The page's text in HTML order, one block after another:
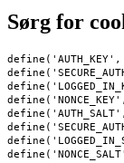
Sørg for